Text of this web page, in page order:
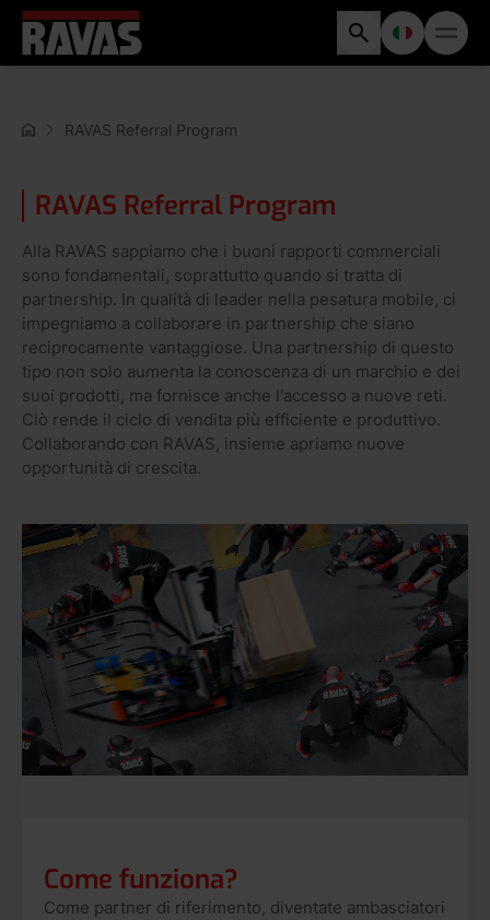
RAVAS Referral Program
RAVAS Referral Program
Alla RAVAS sappiamo che i buoni rapporti commerciali
sono fondamentali, soprattutto quando si tratta di
partnership. In qualità di leader nella pesatura mobile, ci
impegniamo a collaborare in partnership che siano
reciprocamente vantaggiose. Una partnership di questo
tipo non solo aumenta la conoscenza di un marchio e dei
suoi prodotti, ma fornisce anche l'accesso a nuove reti.
Ciò rende il ciclo di vendita più efficiente e produttivo.
Collaborando con RAVAS, insieme apriamo nuove
opportunità di crescita.
Come funziona?
Come partner di riferimento, diventate ambasciatori